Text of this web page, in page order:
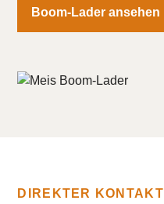
Boom-Lader ansehen
DIREKTER KONTAKT